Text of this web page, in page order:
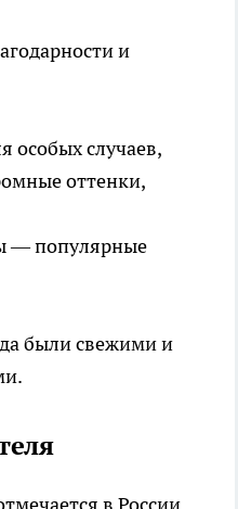
и
особых случаев,
оттенки,
— популярные
были свежими и